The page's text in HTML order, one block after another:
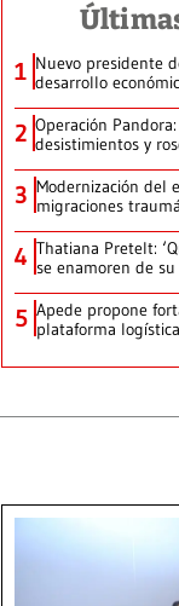
1 Nuevo presidente
desarrollo
2 Operación
desistimientos y
3 Modernización del
migraciones
4 Thatiana Pretelt:
se enamoren de su
5 Apede propone
plataforma